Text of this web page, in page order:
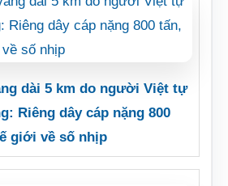
dài 5 km do người Việt tự
Riêng dây cáp nặng 800
giới về số nhịp